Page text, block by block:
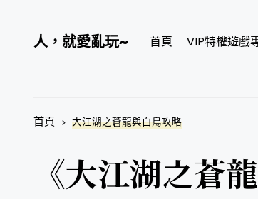
人，就愛亂玩~ 首頁 VIP特權遊戲
首頁 大江湖之蒼龍與白鳥攻略
《大江湖之蒼